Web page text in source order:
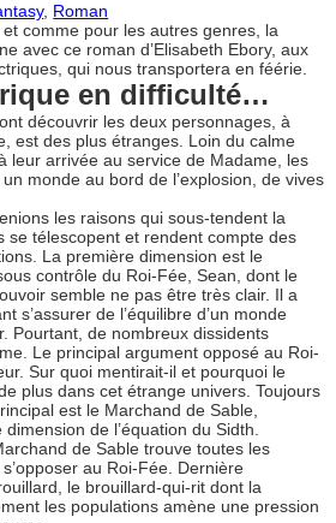
, Roman
comme pour les autres genres, la
avec ce roman d’Elisabeth Ebory, aux
qui nous transportera en féérie.
en difficulté…
découvrir les deux personnages, à
est des plus étranges. Loin du calme
leur arrivée au service de Madame, les
monde au bord de l’explosion, de vives
les raisons qui sous-tendent la
se télescopent et rendent compte des
La première dimension est le
contrôle du Roi-Fée, Sean, dont le
semble ne pas être très clair. Il a
s’assurer de l’équilibre d’un monde
Pourtant, de nombreux dissidents
Le principal argument opposé au Roi-
Sur quoi mentirait-il et pourquoi le
plus dans cet étrange univers. Toujours
est le Marchand de Sable,
de l’équation du Sidth.
de Sable trouve toutes les
au Roi-Fée. Dernière
le brouillard-qui-rit dont la
les populations amène une pression